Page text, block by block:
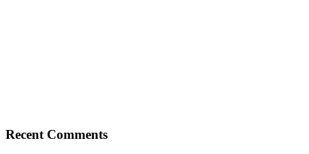
Recent Comments